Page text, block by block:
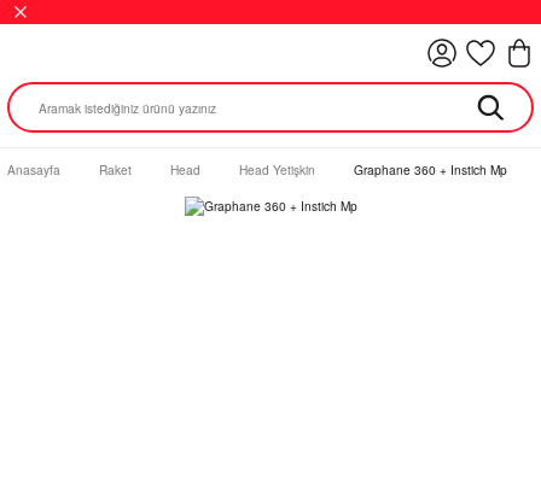
Anasayfa Raket Head Head Yetişkin Graphane 360 + Instich Mp